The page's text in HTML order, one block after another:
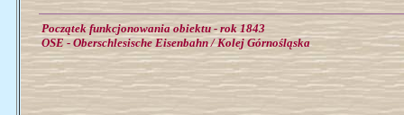
Początek funkcjonowania obiektu - rok 1843
OSE - Oberschlesische Eisenbahn / Kolej Górnośląska